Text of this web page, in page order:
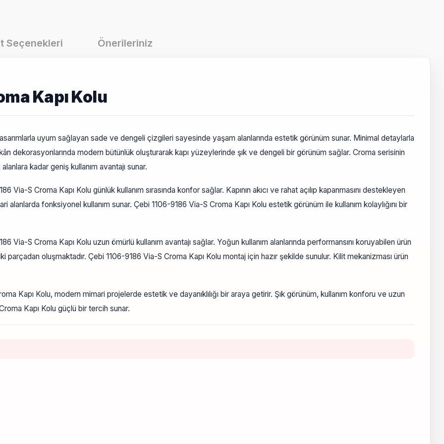
Seçenekleri Önerileriniz
Kapı Kolu
uyum sağlayan sade ve dengeli çizgileri sayesinde yaşam alanlarında estetik görünüm sunar. Minimal detaylarla
dekorasyonlarında modern bütünlük oluşturarak kapı yüzeylerinde şık ve dengeli bir görünüm sağlar. Croma serisinin
kadar geniş kullanım avantajı sunar.
S Croma Kapı Kolu günlük kullanım sırasında konfor sağlar. Kapının akıcı ve rahat açılıp kapanmasını destekleyen
fonksiyonel kullanım sunar. Çebi 1106-9186 Via-S Croma Kapı Kolu estetik görünüm ile kullanım kolaylığını bir
Via-S Croma Kapı Kolu uzun ömürlü kullanım avantajı sağlar. Yoğun kullanım alanlarında performansını koruyabilen ürün
parçadan oluşmaktadır. Çebi 1106-9186 Via-S Croma Kapı Kolu montaj için hazır şekilde sunulur. Kilit mekanizması ürün
Kapı Kolu, modern mimari projelerde estetik ve dayanıklılığı bir araya getirir. Şık görünüm, kullanım konforu ve uzun
Kapı Kolu güçlü bir tercih sunar.